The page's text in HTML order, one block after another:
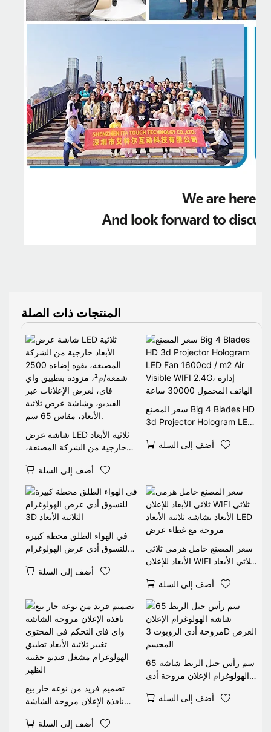
المنتجات ذات الصلة
شاشة عرض LED ثلاثية الأبعاد
خارجية من الشركة المصنعة،
مزودة بتطبيق واي فاي، لعرض
الإعلانات عبر الفيديو، وشاشة
عرض ثلاثية الأبعاد، مقاس 65
سم.
أضف إلى السلة
سعر المصنع Big 4 Blades HD
3d Projector Hologram LED
WIFI 2.4G، إدارة الهاتف
أضف إلى السلة
في الهواء الطلق محطة كبيرة
للتسوق أدى عرض الهولوغرام
أضف إلى السلة
سعر المصنع حامل هرمي ثلاثي
الأبعاد للإعلان WIFI ثلاثي الأبعاد
مع غطاء عرض
أضف إلى السلة
تصميم فريد من نوعه حار بيع
نافذة الإعلان مروحة الشاشة
تغيير ثلاثية الأبعاد تطبيق
أضف إلى السلة
65 سم رأس جبل الربط شاشة
الهولوغرام الإعلان مروحة أدى
أضف إلى السلة